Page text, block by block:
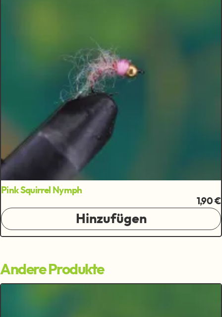
Pink Squirrel Nymph
1,90 €
Hinzufügen
Andere Produkte